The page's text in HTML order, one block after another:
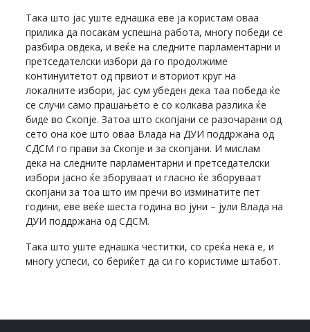
Така што јас уште еднашка еве ја користам оваа
прилика да посакам успешна работа, многу победи се
разбира овдека, и веќе на следните парламентарни и
претседателски избори да го продолжиме
континуитетот од првиот и вториот круг на
локалните избори, јас сум убеден дека таа победа ќе
се случи само прашањето е со колкава разлика ќе
биде во Скопје. Затоа што скопјани се разочарани од
сето она кое што оваа Влада на ДУИ поддржана од
СДСМ го прави за Скопје и за скопјани. И мислам
дека на следните парламентарни и претседателски
избори јасно ќе зборуваат и гласно ќе зборуваат
скопјани за тоа што им пречи во изминатите пет
години, еве веќе шеста година во јуни – јули Влада на
ДУИ поддржана од СДСМ.
Така што уште еднашка честитки, со среќа нека е, и
многу успеси, со бериќет да си го користиме штабот.